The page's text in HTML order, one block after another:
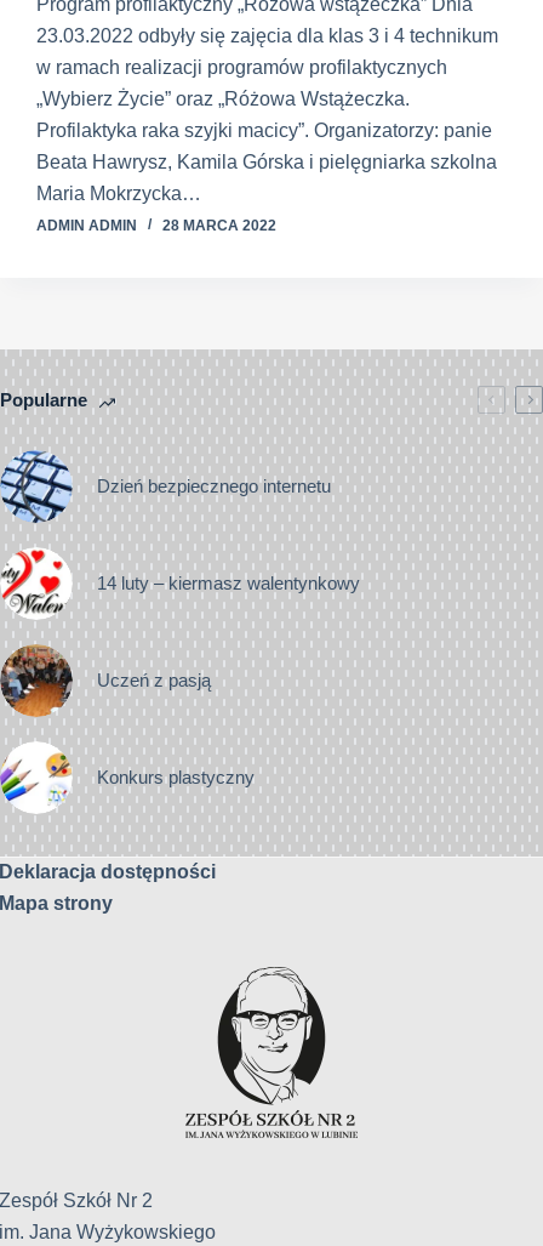
Program profilaktyczny „Różowa wstążeczka” Dnia
23.03.2022 odbyły się zajęcia dla klas 3 i 4 technikum
w ramach realizacji programów profilaktycznych
„Wybierz Życie” oraz „Różowa Wstążeczka.
Profilaktyka raka szyjki macicy”. Organizatorzy: panie
Beata Hawrysz, Kamila Górska i pielęgniarka szkolna
Maria Mokrzycka…
ADMIN ADMIN 28 MARCA 2022
Popularne
Dzień bezpiecznego internetu
14 luty – kiermasz walentynkowy
Uczeń z pasją
Konkurs plastyczny
Deklaracja dostępności
Mapa strony
Zespół Szkół Nr 2
im. Jana Wyżykowskiego